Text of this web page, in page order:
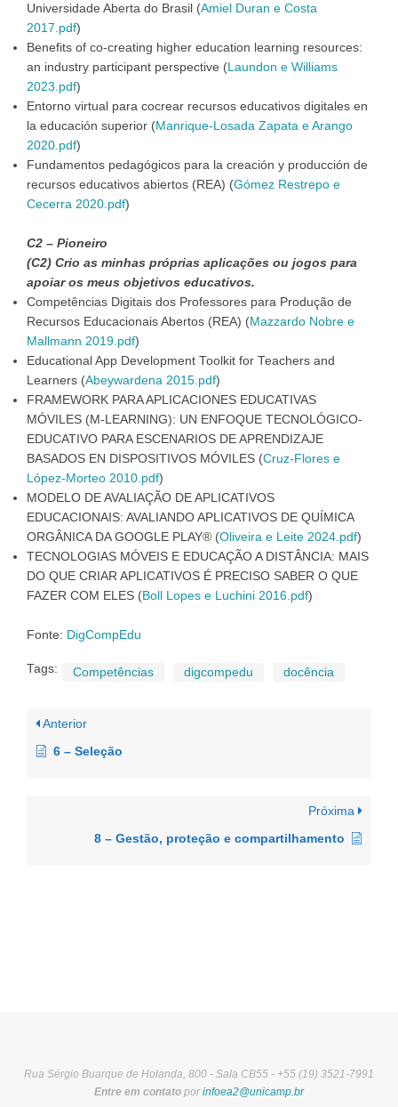
Universidade Aberta do Brasil (Amiel Duran e Costa
2017.pdf)
Benefits of co-creating higher education learning resources:
an industry participant perspective ( Laundon e Williams
2023.pdf)
Entorno virtual para cocrear recursos educativos digitales en
la educación superior (Manrique-Losada Zapata e Arango
2020.pdf)
Fundamentos pedagógicos para la creación y producción de
recursos educativos abiertos (REA) (Gómez Restrepo e
Cecerra 2020.pdf)
C2 – Pioneiro
(C2) Crio as minhas próprias aplicações ou jogos para
apoiar os meus objetivos educativos.
Competências Digitais dos Professores para Produção de
Recursos Educacionais Abertos (REA) (Mazzardo Nobre e
Mallmann 2019.pdf)
Educational App Development Toolkit for Teachers and
Learners (Abeywardena 2015.pdf)
FRAMEWORK PARA APLICACIONES EDUCATIVAS
MÓVILES (M-LEARNING): UN ENFOQUE TECNOLÓGICO-
EDUCATIVO PARA ESCENARIOS DE APRENDIZAJE
BASADOS EN DISPOSITIVOS MÓVILES (Cruz-Flores e
López-Morteo 2010.pdf)
MODELO DE AVALIAÇÃO DE APLICATIVOS
EDUCACIONAIS: AVALIANDO APLICATIVOS DE QUÍMICA
ORGÂNICA DA GOOGLE PLAY® (Oliveira e Leite 2024.pdf)
TECNOLOGIAS MÓVEIS E EDUCAÇÃO A DISTÂNCIA: MAIS
DO QUE CRIAR APLICATIVOS É PRECISO SABER O QUE
FAZER COM ELES (Boll Lopes e Luchini 2016.pdf)
Fonte: DigCompEdu
Tags: Competências digcompedu docência
Anterior
6 – Seleção
Próxima
8 – Gestão, proteção e compartilhamento
Rua Sérgio Buarque de Holanda, 800 - Sala CB55 - +55 (19) 3521-7991
Entre em contato por infoea2@unicamp.br